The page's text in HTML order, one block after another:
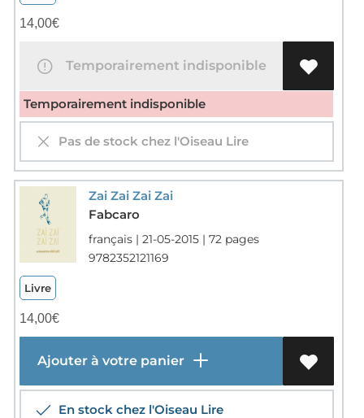
14,00€
Temporairement indisponible
Temporairement indisponible
Pas de stock chez l'Oiseau Lire
Zai Zai Zai Zai
Fabcaro
français | 21-05-2015 | 72 pages
9782352121169
Livre
14,00€
Ajouter à votre panier
En stock chez l'Oiseau Lire